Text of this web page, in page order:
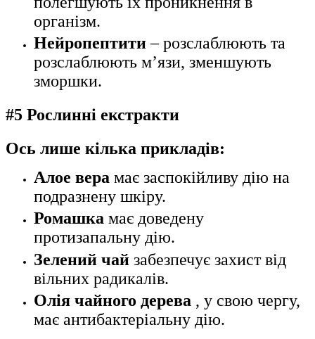
організм.
Нейропептити – розслаблюють та
розслаблюють м’язи, зменшують
зморшки.
#5 Рослинні екстракти
Ось лише кілька прикладів:
Алое вера має заспокійливу дію на
подразнену шкіру.
Ромашка має доведену
протизапальну дію.
Зелений чай забезпечує захист від
вільних радикалів.
Олія чайного дерева , у свою чергу,
має антибактеріальну дію.